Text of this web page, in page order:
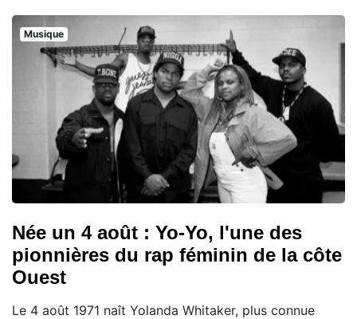
Musique
Née un 4 août : Yo-Yo, l'une des
pionnières du rap féminin de la côte
Ouest
Le 4 août 1971 naît Yolanda Whitaker, plus connue